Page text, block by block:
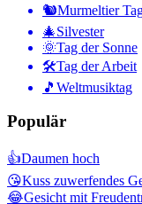
🐿Murmeltier
🎄Silvester
🌞Tag der Sonne
🛠Tag der Arbeit
🎵 Weltmusiktag
Populär
👍Daumen hoch
😘Kuss zuwerfendes
😂Gesicht mit